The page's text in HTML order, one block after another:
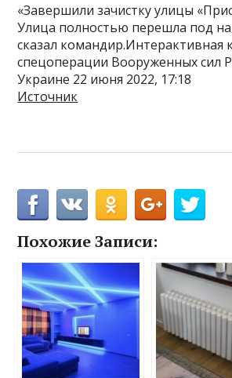
«Завершили зачистку улицы
Улица полностью перешла под
сказал командир.Интерактивная
спецоперации Вооруженных сил
Украине 22 июня 2022, 17:18
Источник
Похожие Записи: